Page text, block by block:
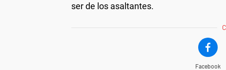
ser de los asaltantes.
Facebook